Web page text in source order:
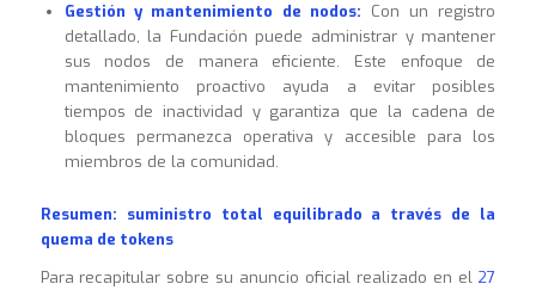
Gestión y mantenimiento de nodos: Con un registro
detallado, la Fundación puede administrar y mantener
sus nodos de manera eficiente. Este enfoque de
mantenimiento proactivo ayuda a evitar posibles
tiempos de inactividad y garantiza que la cadena de
bloques permanezca operativa y accesible para los
miembros de la comunidad.
Resumen: suministro total equilibrado a través de la
quema de tokens
Para recapitular sobre su anuncio oficial realizado en el 27